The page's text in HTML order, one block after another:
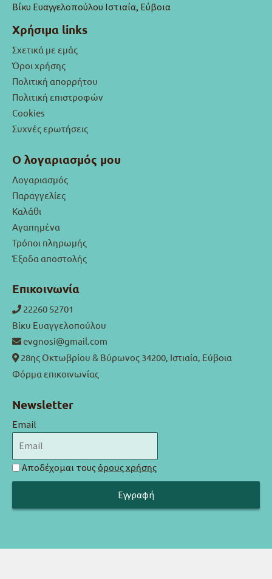
Βίκυ Ευαγγελοπούλου Ιστιαία, Εύβοια
Χρήσιμα links
Σχετικά με εμάς
Όροι χρήσης
Πολιτική απορρήτου
Πολιτική επιστροφών
Cookies
Συχνές ερωτήσεις
Ο λογαριασμός μου
Λογαριασμός
Παραγγελίες
Καλάθι
Αγαπημένα
Τρόποι πληρωμής
Έξοδα αποστολής
Επικοινωνία
22260 52701
Βίκυ Ευαγγελοπούλου
evgnosi@gmail.com
28ης Οκτωβρίου & Βύρωνος 34200, Ιστιαία, Εύβοια
Φόρμα επικοινωνίας
Newsletter
Email
Αποδέχομαι τους όρους χρήσης